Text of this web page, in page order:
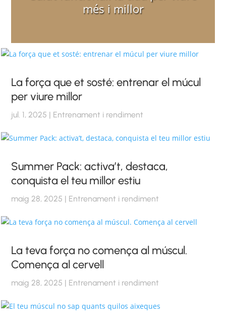
més i millor
La força que et sosté: entrenar el múcul
per viure millor
jul. 1, 2025 | Entrenament i rendiment
Summer Pack: activa’t, destaca,
conquista el teu millor estiu
maig 28, 2025 | Entrenament i rendiment
La teva força no comença al múscul.
Comença al cervell
maig 28, 2025 | Entrenament i rendiment